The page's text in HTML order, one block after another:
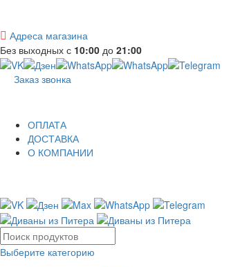
Адреса магазина
Без выходных с 10:00 до 21:00
Заказ звонка
ОПЛАТА
ДОСТАВКА
О КОМПАНИИ
Выберите категорию